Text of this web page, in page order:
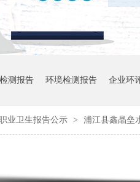
测报告 环境检测报告 企业环
业卫生报告公示 > 浦江县鑫晶垒